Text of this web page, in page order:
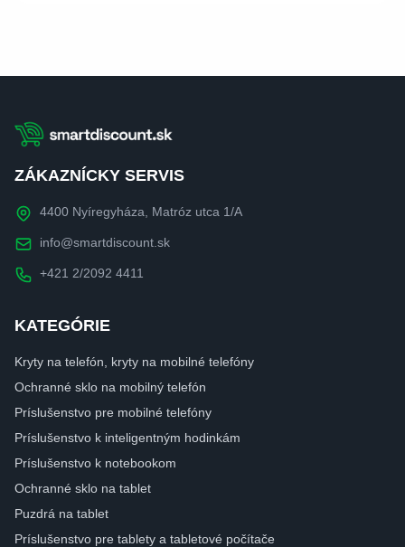
ZÁKAZNÍCKY SERVIS
4400 Nyíregyháza, Matróz utca 1/A
info@smartdiscount.sk
+421 2/2092 4411
KATEGÓRIE
Kryty na telefón, kryty na mobilné telefóny
Ochranné sklo na mobilný telefón
Príslušenstvo pre mobilné telefóny
Príslušenstvo k inteligentným hodinkám
Príslušenstvo k notebookom
Ochranné sklo na tablet
Puzdrá na tablet
Príslušenstvo pre tablety a tabletové počítače